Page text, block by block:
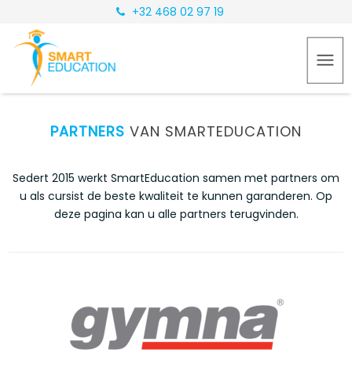
+32 468 02 97 19
PARTNERS VAN SMARTEDUCATION
Sedert 2015 werkt SmartEducation samen met partners om
u als cursist de beste kwaliteit te kunnen garanderen. Op
deze pagina kan u alle partners terugvinden.